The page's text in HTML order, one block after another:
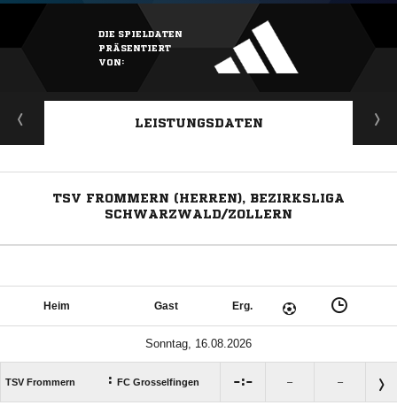
DIE SPIELDATEN
PRÄSENTIERT
VON:
LEISTUNGSDATEN
TSV FROMMERN (HERREN), BEZIRKSLIGA
SCHWARZWALD/ZOLLERN
Heim Gast Erg.
Sonntag, 16.08.2026
TSV Frommern : FC Grosselfingen : – –